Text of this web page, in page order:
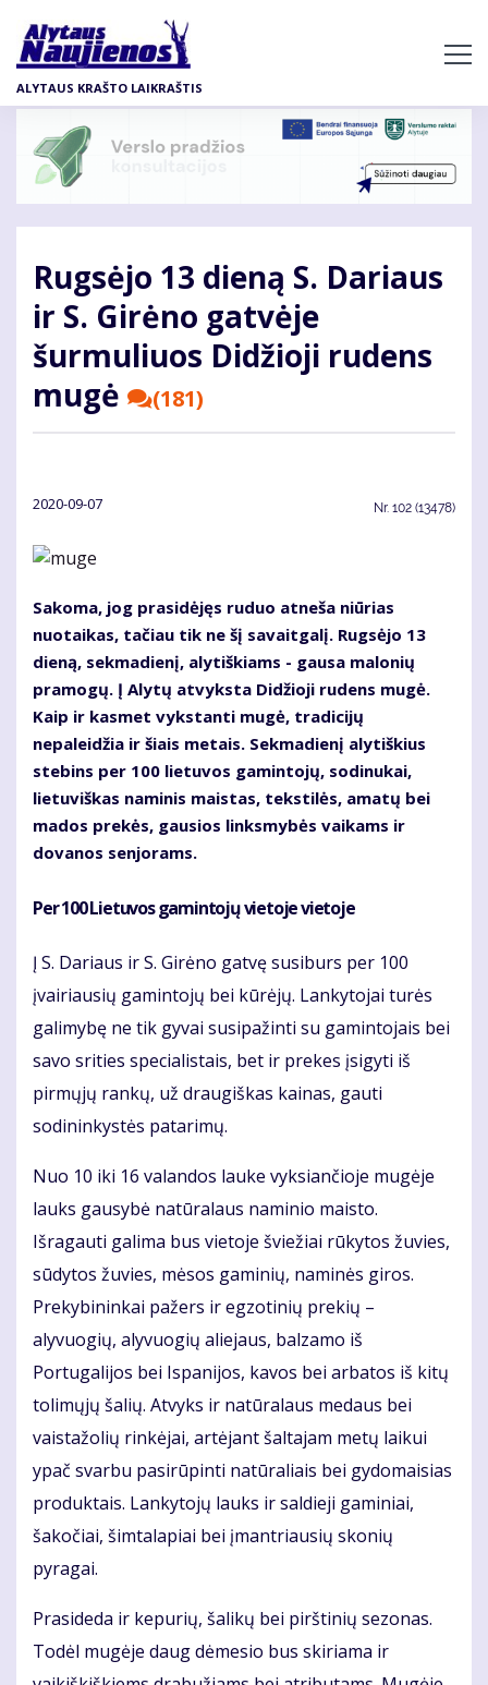
pagrindinį
turinį
ALYTAUS KRAŠTO LAIKRAŠTIS
Rugsėjo 13 dieną S. Dariaus
ir S. Girėno gatvėje
šurmuliuos Didžioji rudens
mugė
(181)
2020-09-07 Nr. 102 (13478)
Sakoma, jog prasidėjęs ruduo atneša niūrias
nuotaikas, tačiau tik ne šį savaitgalį. Rugsėjo 13
dieną, sekmadienį, alytiškiams - gausa malonių
pramogų. Į Alytų atvyksta Didžioji rudens mugė.
Kaip ir kasmet vykstanti mugė, tradicijų
nepaleidžia ir šiais metais. Sekmadienį alytiškius
stebins per 100 lietuvos gamintojų, sodinukai,
lietuviškas naminis maistas, tekstilės, amatų bei
mados prekės, gausios linksmybės vaikams ir
dovanos senjorams.
Per 100 Lietuvos gamintojų vietoje vietoje
Į S. Dariaus ir S. Girėno gatvę susiburs per 100
įvairiausių gamintojų bei kūrėjų. Lankytojai turės
galimybę ne tik gyvai susipažinti su gamintojais bei
savo srities specialistais, bet ir prekes įsigyti iš
pirmųjų rankų, už draugiškas kainas, gauti
sodininkystės patarimų.
Nuo 10 iki 16 valandos lauke vyksiančioje mugėje
lauks gausybė natūralaus naminio maisto.
Išragauti galima bus vietoje šviežiai rūkytos žuvies,
sūdytos žuvies, mėsos gaminių, naminės giros.
Prekybininkai pažers ir egzotinių prekių –
alyvuogių, alyvuogių aliejaus, balzamo iš
Portugalijos bei Ispanijos, kavos bei arbatos iš kitų
tolimųjų šalių. Atvyks ir natūralaus medaus bei
vaistažolių rinkėjai, artėjant šaltajam metų laikui
ypač svarbu pasirūpinti natūraliais bei gydomaisias
produktais. Lankytojų lauks ir saldieji gaminiai,
šakočiai, šimtalapiai bei įmantriausių skonių
pyragai.
Prasideda ir kepurių, šalikų bei pirštinių sezonas.
Todėl mugėje daug dėmesio bus skiriama ir